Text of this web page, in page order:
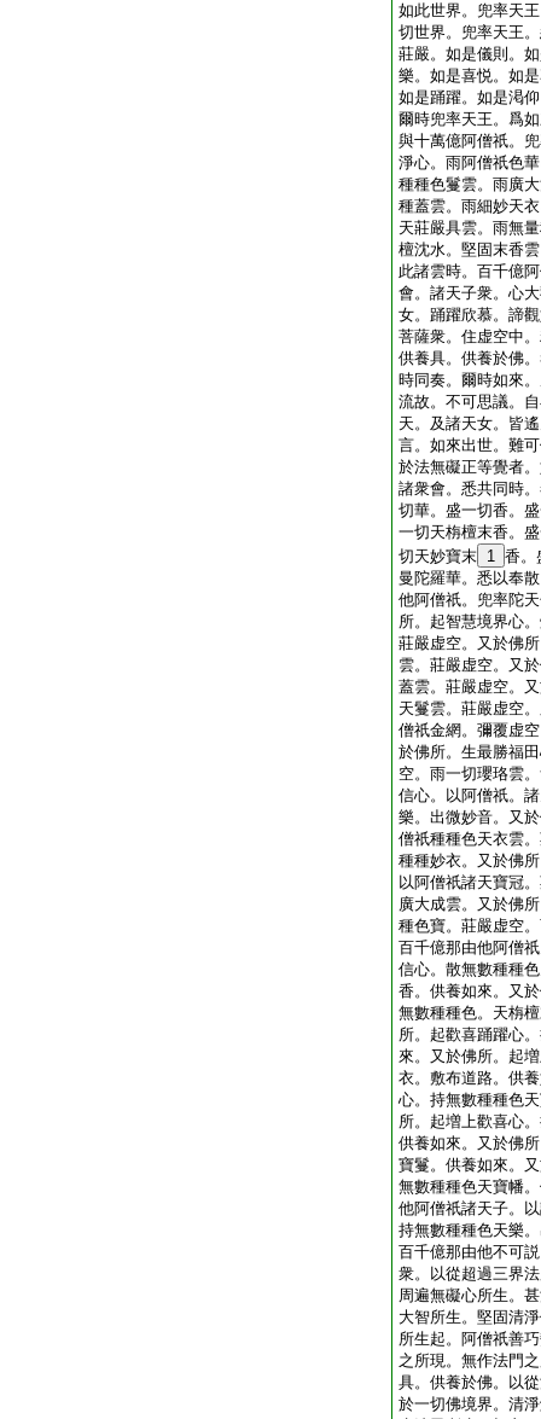
如此世界。兜率天
切世界。兜率天王
莊嚴。如是儀則。
樂。如是喜悦。如
如是踊躍。如是渇
爾時兜率天王。爲
與十萬億阿僧祇。
淨心。雨阿僧祇色
種種色鬘雲。雨廣
種蓋雲。雨細妙天
天莊嚴具雲。雨無
檀沈水。堅固末香
此諸雲時。百千億
會。諸天子衆。心
女。踊躍欣慕。諦
菩薩衆。住虚空中
供養具。供養於佛
時同奏。爾時如來
流故。不可思議。
天。及諸天女。皆
言。如來出世。難
於法無礙正等覺者
諸衆會。悉共同時
切華。盛一切香。
一切天栴檀末香。
切天妙寶末 1 香。
曼陀羅華。悉以奉
他阿僧祇。兜率陀
所。起智慧境界心
莊嚴虚空。又於佛
雲。莊嚴虚空。又
蓋雲。莊嚴虚空。
天鬘雲。莊嚴虚空
僧祇金網。彌覆虚
於佛所。生最勝福
空。雨一切瓔珞雲
信心。以阿僧祇。
樂。出微妙音。又
僧祇種種色天衣雲
種種妙衣。又於佛
以阿僧祇諸天寶冠
廣大成雲。又於佛
種色寶。莊嚴虚空
百千億那由他阿僧
信心。散無數種種
香。供養如來。又
無數種種色。天栴
所。起歡喜踊躍心
來。又於佛所。起
衣。敷布道路。供
心。持無數種種色
所。起増上歡喜心
供養如來。又於佛
寶鬘。供養如來。
無數種種色天寶幡
他阿僧祇諸天子。
持無數種種色天樂
百千億那由他不可
衆。以從超過三界
周遍無礙心所生。
大智所生。堅固清
所生起。阿僧祇善
之所現。無作法門
具。供養於佛。以
於一切佛境界。清